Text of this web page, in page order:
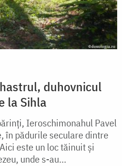
duhovnicul
la Sihla
Ieroschimonahul Pavel
în pădurile seculare dintre
este un loc tăinuit şi
unde s-au...